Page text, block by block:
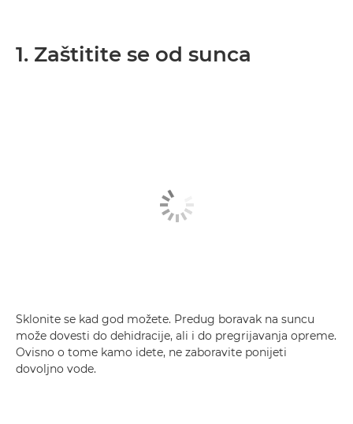
1. Zaštitite se od sunca
Sklonite se kad god možete. Predug boravak na suncu
može dovesti do dehidracije, ali i do pregrijavanja opreme.
Ovisno o tome kamo idete, ne zaboravite ponijeti
dovoljno vode.